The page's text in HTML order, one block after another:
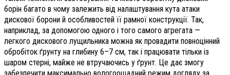
борін багато в чому залежить від налаштування кута атаки
дискової борони й особливостей її рамної конструкції. Так,
наприклад, за допомогою одного і того самого агрегата —
легкого дискового лущильника можна як провадити повноцінний
обробіток ґрунту на глибину 6–7 см, так і працювати тільки із
шаром стерні, майже не втручаючись у ґрунт. Це дає змогу